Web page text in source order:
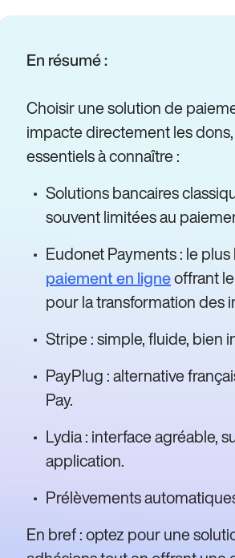
En résumé :
Choisir une solution de
impacte directement les
essentiels à connaître :
Solutions bancaires
souvent limitées au
Eudonet Payments : le
paiement en ligneoffrant
pour la transformation des
Stripe : simple, fluide, bien
PayPlug : alternative
Pay.
Lydia : interface agréable,
application.
Prélèvements
En bref : optez pour une